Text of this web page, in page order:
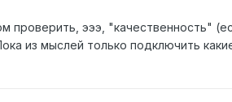
проверить, эээ, "качественность"
из мыслей только подключить